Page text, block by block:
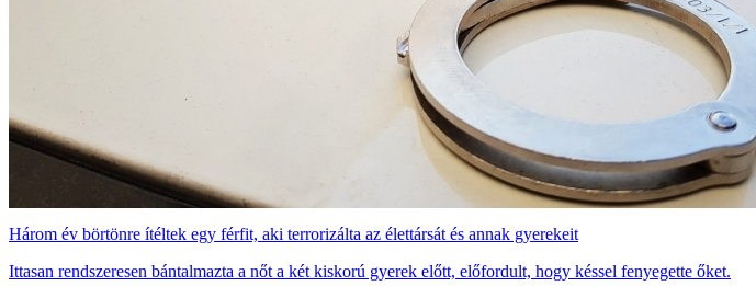
Három év börtönre ítéltek egy férfit, aki terrorizálta az élettársát és annak gyerekeit
Ittasan rendszeresen bántalmazta a nőt a két kiskorú gyerek előtt, előfordult, hogy késsel fenyegette őket.